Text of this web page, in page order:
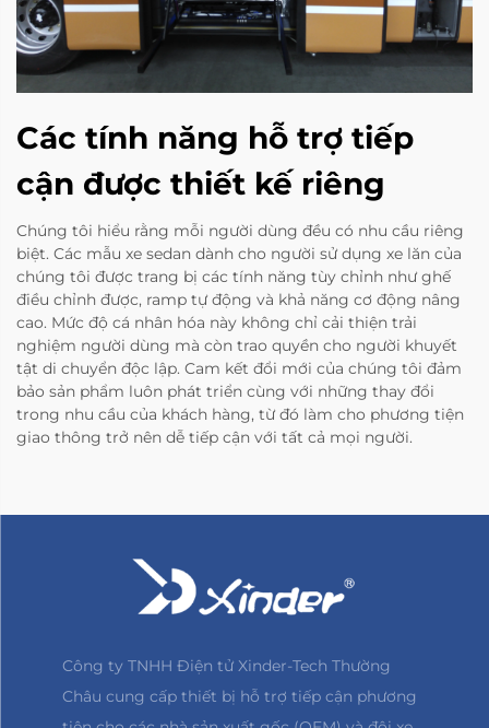
Các tính năng hỗ trợ tiếp
cận được thiết kế riêng
Chúng tôi hiểu rằng mỗi người dùng đều có nhu cầu riêng
biệt. Các mẫu xe sedan dành cho người sử dụng xe lăn của
chúng tôi được trang bị các tính năng tùy chỉnh như ghế
điều chỉnh được, ramp tự động và khả năng cơ động nâng
cao. Mức độ cá nhân hóa này không chỉ cải thiện trải
nghiệm người dùng mà còn trao quyền cho người khuyết
tật di chuyển độc lập. Cam kết đổi mới của chúng tôi đảm
bảo sản phẩm luôn phát triển cùng với những thay đổi
trong nhu cầu của khách hàng, từ đó làm cho phương tiện
giao thông trở nên dễ tiếp cận với tất cả mọi người.
Công ty TNHH Điện tử Xinder-Tech Thường
Châu cung cấp thiết bị hỗ trợ tiếp cận phương